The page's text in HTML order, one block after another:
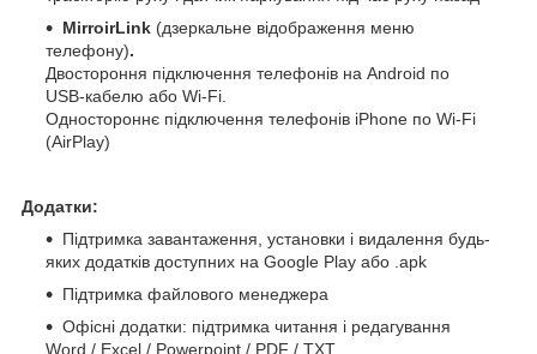
MirroirLink (дзеркальне відображення меню
телефону).
Двостороння підключення телефонів на Android по
USB-кабелю або Wi-Fi.
Одностороннє підключення телефонів iPhone по Wi-Fi
(AirPlay)
Додатки:
Підтримка завантаження, установки і видалення будь-
яких додатків доступних на Google Play або .apk
Підтримка файлового менеджера
Офісні додатки: підтримка читання і редагування
Word / Excel / Powerpoint / PDF / TXT